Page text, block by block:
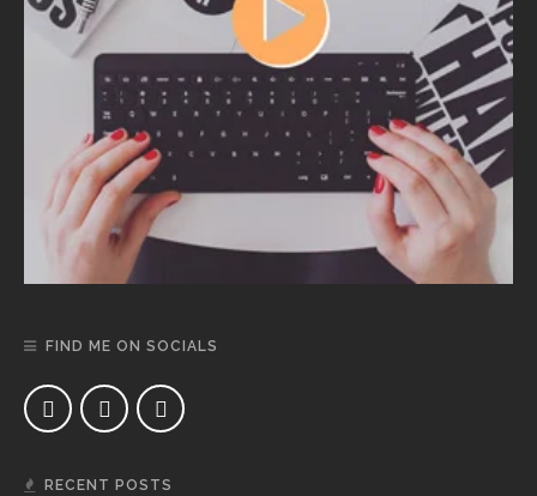
FIND ME ON SOCIALS
RECENT POSTS